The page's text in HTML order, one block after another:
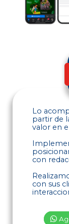
Lo
partir de
valor en
con
con sus